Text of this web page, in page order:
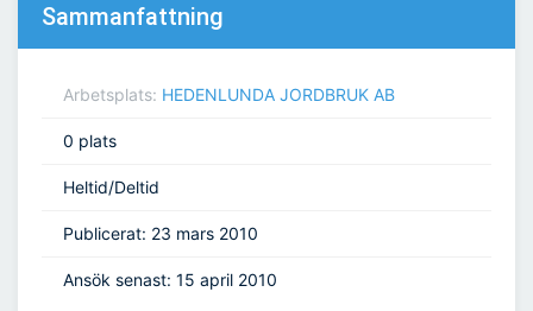
Sammanfattning
Arbetsplats: HEDENLUNDA JORDBRUK AB
0 plats
Heltid/Deltid
Publicerat: 23 mars 2010
Ansök senast: 15 april 2010